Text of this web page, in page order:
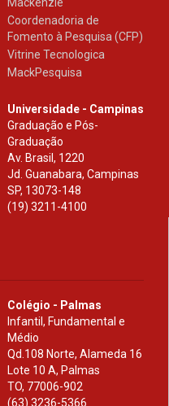
Coordenadoria de
Fomento à Pesquisa (CFP)
Vitrine Tecnologica
MackPesquisa
Universidade - Campinas
Graduação e Pós-
Graduação
Av. Brasil, 1220
Jd. Guanabara, Campinas
SP, 13073-148
(19) 3211-4100
Colégio - Palmas
Infantil, Fundamental e
Médio
Qd.108 Norte, Alameda 16
Lote 10 A, Palmas
TO, 77006-902
(63) 3236-5366